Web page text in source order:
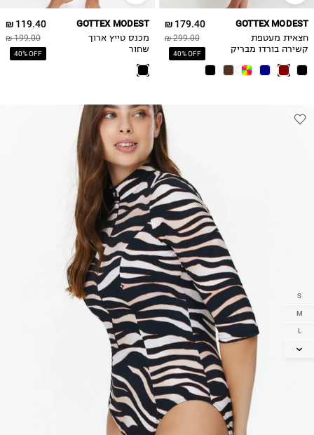
179.40 ₪
299.00 ₪
40% OFF
GOTTEX MODEST
חצאית מעטפת
קשירה בורדו מבריק
119.40 ₪
199.00 ₪
40% OFF
GOTTEX MODEST
מכנס טייץ ארוך
שחור
S
M
L
XL